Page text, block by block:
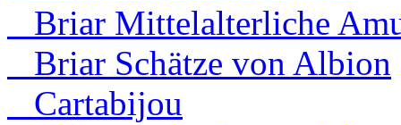
Briar Mittelalterliche
Briar Schätze von Albion
Cartabijou